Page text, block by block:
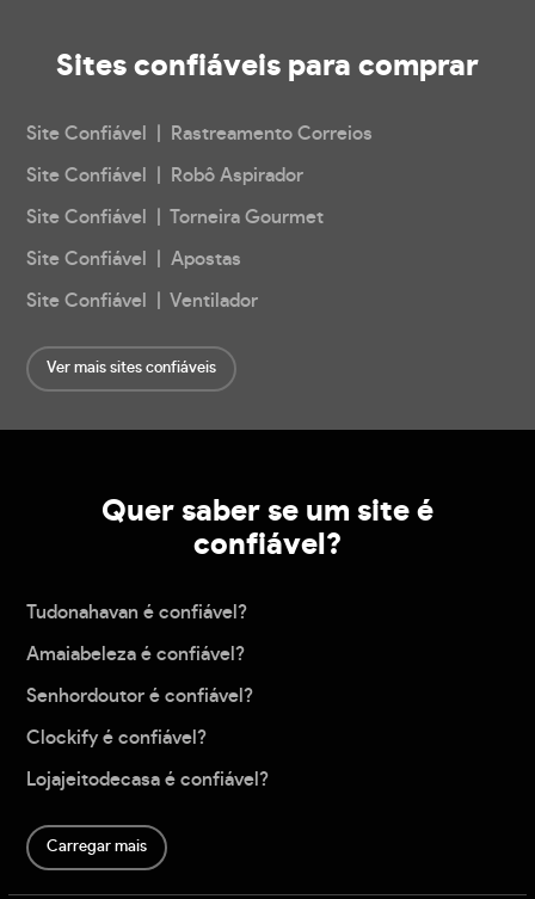
Sites confiáveis para comprar
Site Confiável | Rastreamento Correios
Site Confiável | Robô Aspirador
Site Confiável | Torneira Gourmet
Site Confiável | Apostas
Site Confiável | Ventilador
Ver mais sites confiáveis
Quer saber se um site é
confiável?
Tudonahavan é confiável?
Amaiabeleza é confiável?
Senhordoutor é confiável?
Clockify é confiável?
Lojajeitodecasa é confiável?
Carregar mais